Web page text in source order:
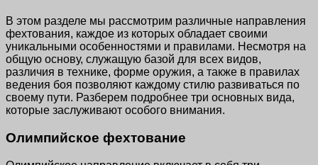
В этом разделе мы рассмотрим различные направления
фехтования, каждое из которых обладает своими
уникальными особенностями и правилами. Несмотря на
общую основу, служащую базой для всех видов,
различия в технике, форме оружия, а также в правилах
ведения боя позволяют каждому стилю развиваться по
своему пути. Разберем подробнее три основных вида,
которые заслуживают особого внимания.
Олимпийское фехтование